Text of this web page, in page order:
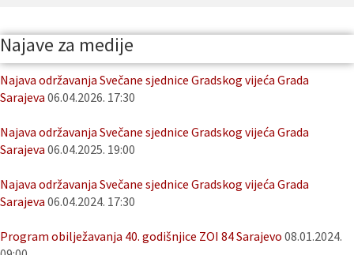
Najave za medije
Najava održavanja Svečane sjednice Gradskog vijeća Grada
Sarajeva 06.04.2026. 17:30
Najava održavanja Svečane sjednice Gradskog vijeća Grada
Sarajeva 06.04.2025. 19:00
Najava održavanja Svečane sjednice Gradskog vijeća Grada
Sarajeva 06.04.2024. 17:30
Program obilježavanja 40. godišnjice ZOI 84 Sarajevo 08.01.2024.